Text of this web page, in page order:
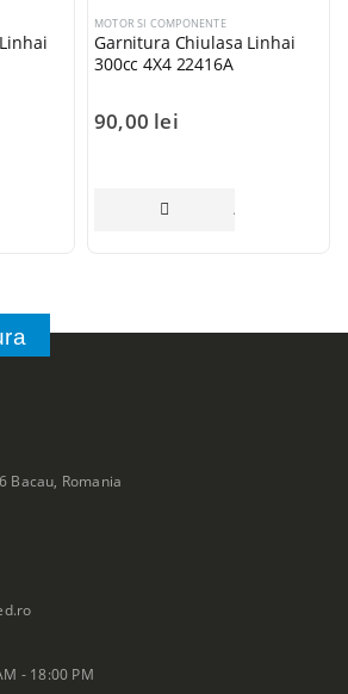
ÎN COȘ
MOTOR SI COMPONENTE
Garnitura Chiulasa Linhai
300cc 4X4 22416A
90,00 lei
ADAUGĂ ÎN COȘ
Bacau, Romania
- 18:00 PM